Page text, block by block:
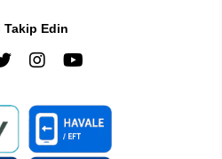
Takip Edin